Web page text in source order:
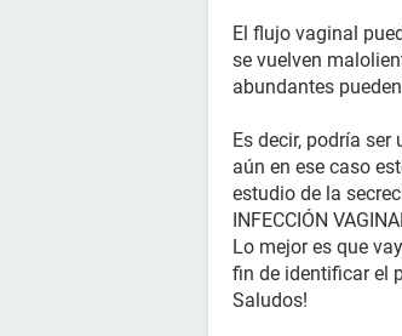
El flujo vaginal
se vuelven
abundantes
Es decir, podría
aún en ese caso
estudio de la
INFECCIÓN
Lo mejor es que
fin de identificar el
Saludos!